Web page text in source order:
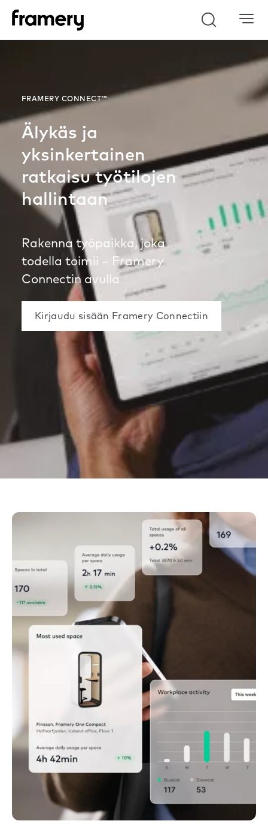
Haku
FRAMERY CONNECT™
Älykäs ja
yksinkertainen
ratkaisu työtilojen
hallintaan
Rakenna työpaikka, joka
todella toimii – Framery
Connectin avulla
Kirjaudu sisään Framery Connectiin